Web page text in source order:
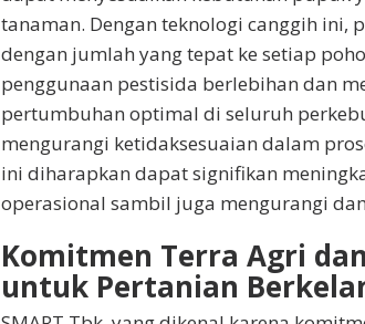
tanaman. Dengan teknologi canggih ini,
dengan jumlah yang tepat ke setiap
penggunaan pestisida berlebihan dan
pertumbuhan optimal di seluruh
mengurangi ketidaksesuaian dalam
ini diharapkan dapat signifikan
operasional sambil juga mengurangi
Komitmen Terra Agri
untuk Pertanian